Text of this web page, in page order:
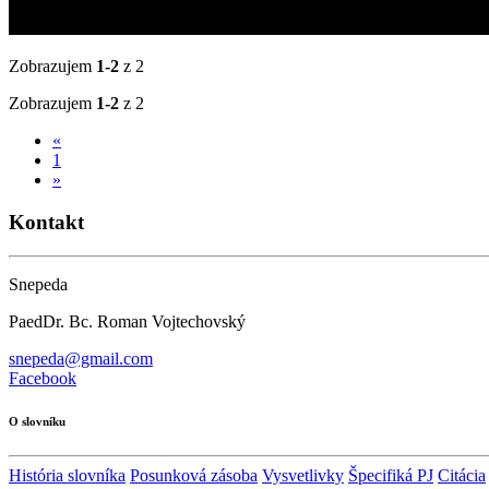
Zobrazujem 1-2 z 2
Zobrazujem 1-2 z 2
«
1
»
Kontakt
Snepeda
PaedDr. Bc. Roman Vojtechovský
snepeda@gmail.com
Facebook
O slovníku
História slovníka Posunková zásoba Vysvetlivky Špecifiká PJ Citácia